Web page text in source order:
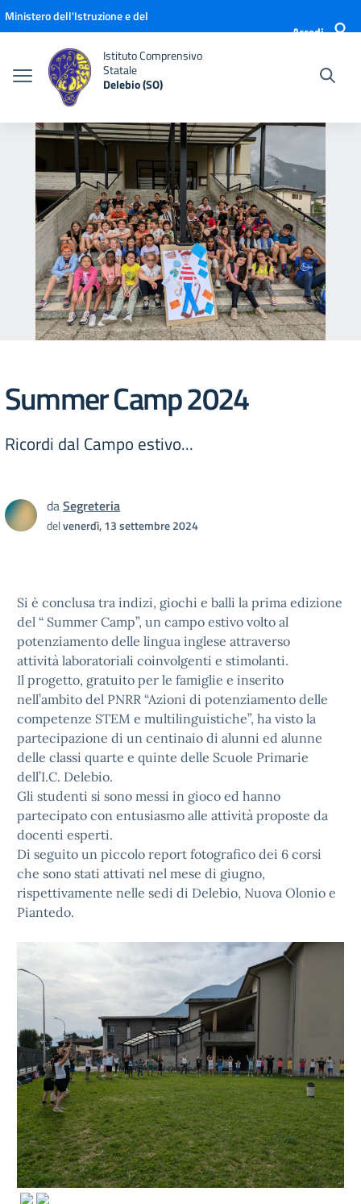
Vai ai contenuti
Vai al menu di navigazione
Vai al footer
Ministero dell'Istruzione e del
Accedi
Istituto Comprensivo
Statale
Delebio (SO)
Summer Camp 2024
Ricordi dal Campo estivo...
daSegreteria
delvenerdì, 13 settembre 2024
Si è conclusa tra indizi, giochi e balli la prima edizione
del “ Summer Camp”, un campo estivo volto al
potenziamento delle lingua inglese attraverso
attività laboratoriali coinvolgenti e stimolanti.
Il progetto, gratuito per le famiglie e inserito
nell’ambito del PNRR “Azioni di potenziamento delle
competenze STEM e multilinguistiche”, ha visto la
partecipazione di un centinaio di alunni ed alunne
delle classi quarte e quinte delle Scuole Primarie
dell’I.C. Delebio.
Gli studenti si sono messi in gioco ed hanno
partecipato con entusiasmo alle attività proposte da
docenti esperti.
Di seguito un piccolo report fotografico dei 6 corsi
che sono stati attivati nel mese di giugno,
rispettivamente nelle sedi di Delebio, Nuova Olonio e
Piantedo.